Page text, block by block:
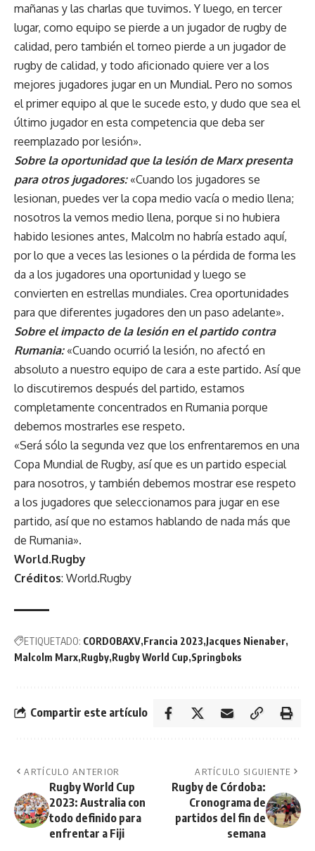
mañanas y las charlas que tuvimos. Y luego, en tercer
lugar, como equipo se pierde a un jugador de rugby de
calidad, pero también el torneo pierde a un jugador de
rugby de calidad, y todo aficionado quiere ver a los
mejores jugadores jugar en un Mundial. Pero no somos
el primer equipo al que le sucede esto, y dudo que sea el
último jugador en esta competencia que deba ser
reemplazado por lesión».
Sobre la oportunidad que la lesión de Marx presenta
para otros jugadores: «Cuando los jugadores se
lesionan, puedes ver la copa medio vacía o medio llena;
nosotros la vemos medio llena, porque si no hubiera
habido lesiones antes, Malcolm no habría estado aquí,
por lo que a veces las lesiones o la pérdida de forma les
da a los jugadores una oportunidad y luego se
convierten en estrellas mundiales. Crea oportunidades
para que diferentes jugadores den un paso adelante».
Sobre el impacto de la lesión en el partido contra
Rumania: «Cuando ocurrió la lesión, no afectó en
absoluto a nuestro equipo de cara a este partido. Así que
lo discutiremos después del partido, estamos
completamente concentrados en Rumania porque
debemos mostrarles ese respeto.
«Será sólo la segunda vez que los enfrentaremos en una
Copa Mundial de Rugby, así que es un partido especial
para nosotros, y también debemos mostrar ese respeto
a los jugadores que seleccionamos para jugar en ese
partido, así que no estamos hablando de nada más que
de Rumania».
World.Rugby
Créditos: World.Rugby
ETIQUETADO: CORDOBAXV Francia 2023 Jacques Nienaber
Malcolm Marx Rugby Rugby World Cup Springboks
Compartir este artículo
ARTÍCULO ANTERIOR
Rugby World Cup
2023: Australia con
todo definido para
enfrentar a Fiji
ARTÍCULO SIGUIENTE
Rugby de Córdoba:
Cronograma de
partidos del fin de
semana